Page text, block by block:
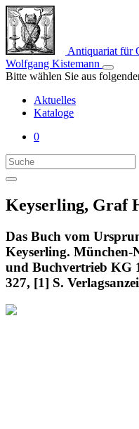
Antiquariat für
Wolfgang Kistemann
Bitte wählen Sie aus
Aktuelles
Kataloge
0
Keyserling, Graf
Das Buch vom
Keyserling. München-
und Buchvertrieb KG
327, [1] S.